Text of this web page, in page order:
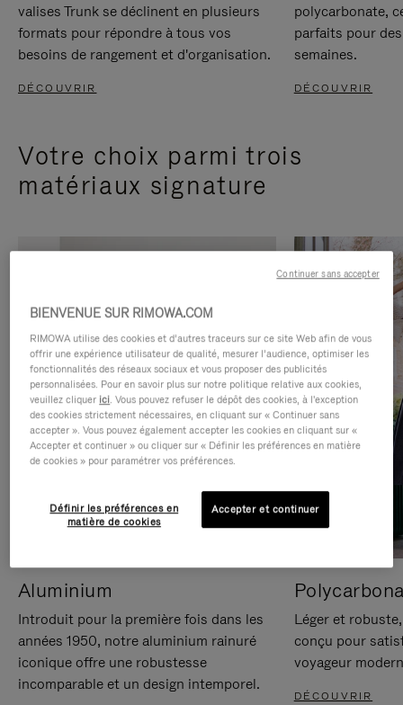
valises Trunk se déclinent en plusieurs
formats pour répondre à tous vos
besoins de rangement et d'organisation.
DÉCOUVRIR
polycarbonate,
parfaits pour
semaines.
DÉCOUVRIR
Votre choix parmi trois
matériaux signature
Aluminium
Introduit pour la première fois dans les
années 1950, notre aluminium rainuré
iconique offre une robustesse
incomparable et un design intemporel.
Léger et
conçu pour
voyageur
DÉCOUVRIR
BIENVENUE SUR RIMOWA.COM
RIMOWA utilise des cookies et d’autres traceurs sur ce site Web afin de vous
offrir une expérience utilisateur de qualité, mesurer l’audience, optimiser les
fonctionnalités des réseaux sociaux et vous proposer des publicités
personnalisées. Pour en savoir plus sur notre politique relative aux cookies,
veuillez cliquer ici. Vous pouvez refuser le dépôt des cookies, à l'exception
des cookies strictement nécessaires, en cliquant sur « Continuer sans
accepter ». Vous pouvez également accepter les cookies en cliquant sur «
Accepter et continuer » ou cliquer sur « Définir les préférences en matière
de cookies » pour paramétrer vos préférences.
Définir les préférences en
matière de cookies
Accepter et continuer
Continuer sans accepter